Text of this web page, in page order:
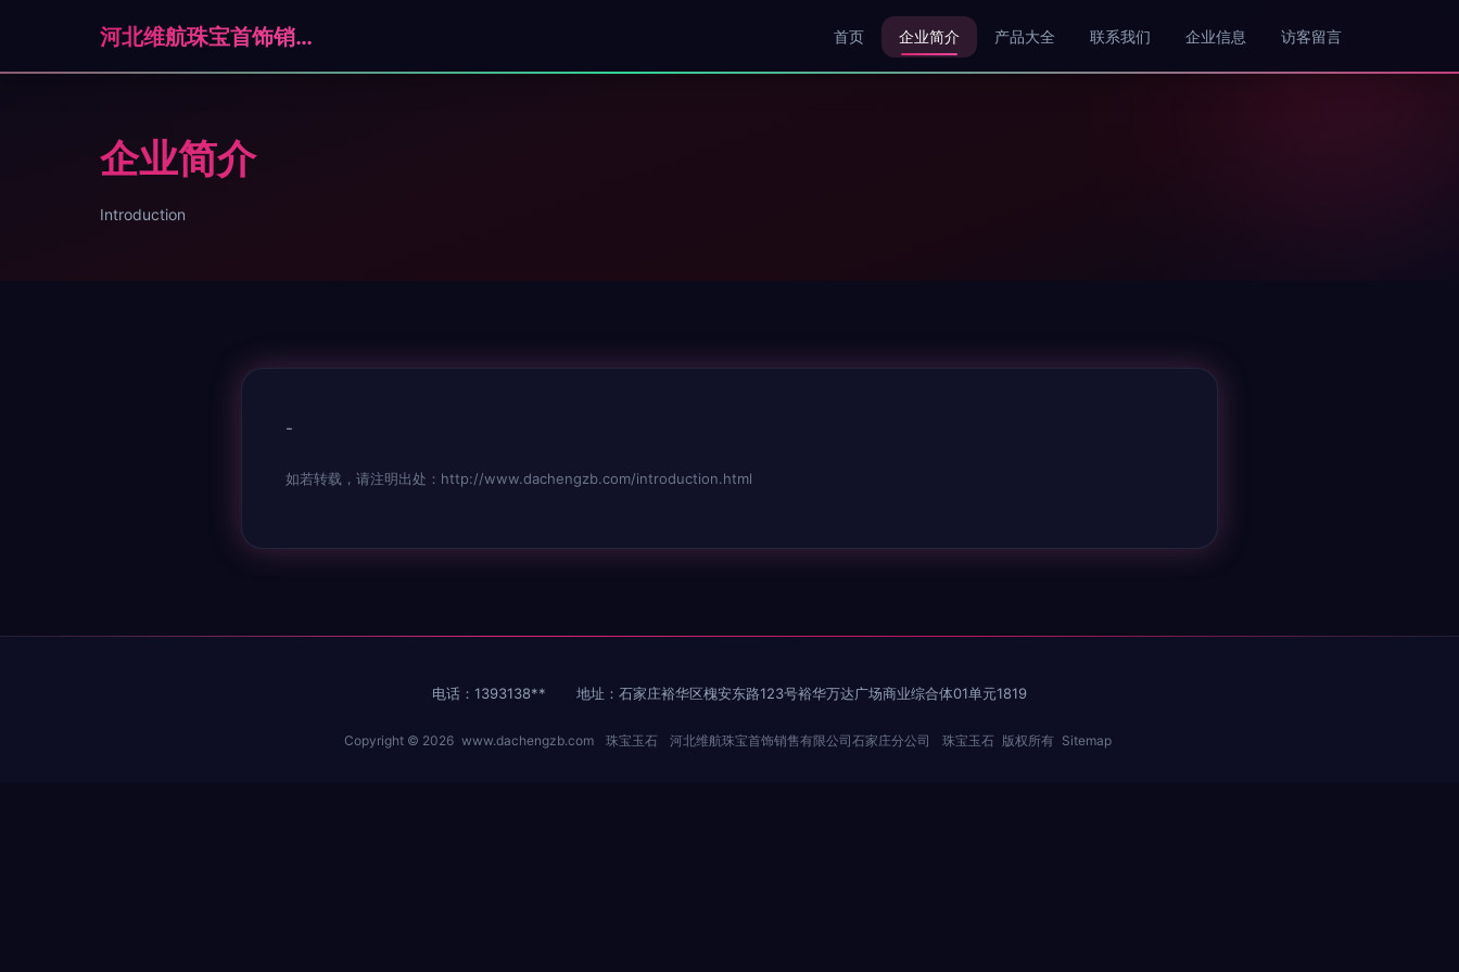
河北维航珠宝首饰销售有限公司石家庄分公司 首页 企业简介 产品大全 联系我们 企业信息 访客留言
企业简介
Introduction
-
如若转载，请注明出处：http://www.dachengzb.com/introduction.html
电话：1393138** 地址：石家庄裕华区槐安东路123号裕华万达广场商业综合体01单元1819
Copyright © 2026 www.dachengzb.com 珠宝玉石 河北维航珠宝首饰销售有限公司石家庄分公司 珠宝玉石 版权所有 Sitemap